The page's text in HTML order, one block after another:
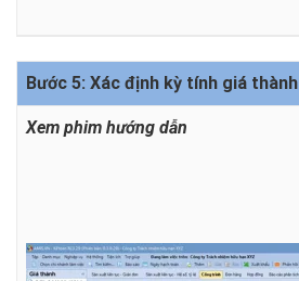
Bước 5: Xác định kỳ tính giá thành
Xem phim hướng dẫn